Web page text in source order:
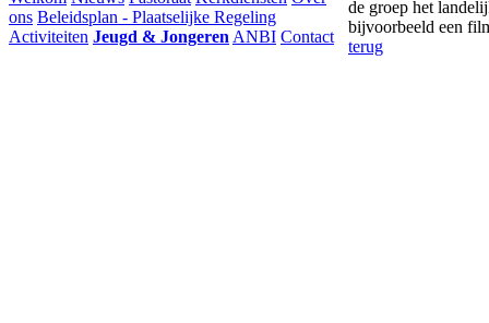
ons Beleidsplan - Plaatselijke Regeling
Activiteiten Jeugd & Jongeren ANBI Contact
de groep het
bijvoorbeeld een
terug